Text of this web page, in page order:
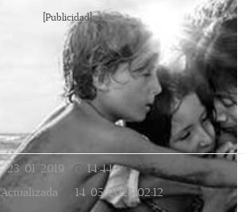
[Publicidad]
| 23/01/2019 14:44 |
Actualizada 14/05/2023 02:12